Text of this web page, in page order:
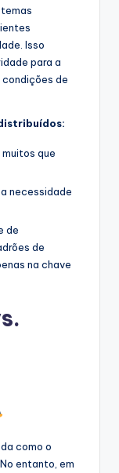
Isso
para a
de
que
necessidade
de
de
na chave
como o
entanto, em